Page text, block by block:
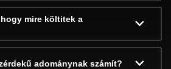
mire költitek a
adománynak számít?